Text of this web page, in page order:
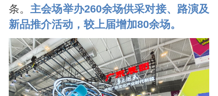
条。 主会场举办260余场供采对接、路演及
新品推介活动，较上届增加80余场。